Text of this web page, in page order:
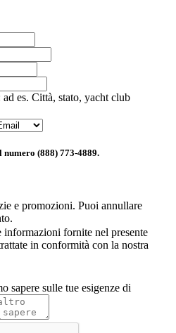
ad es. Città, stato, yacht club
(888) 773-4889.
e promozioni. Puoi annullare
informazioni fornite nel presente
in conformità con la nostra
sapere sulle tue esigenze di